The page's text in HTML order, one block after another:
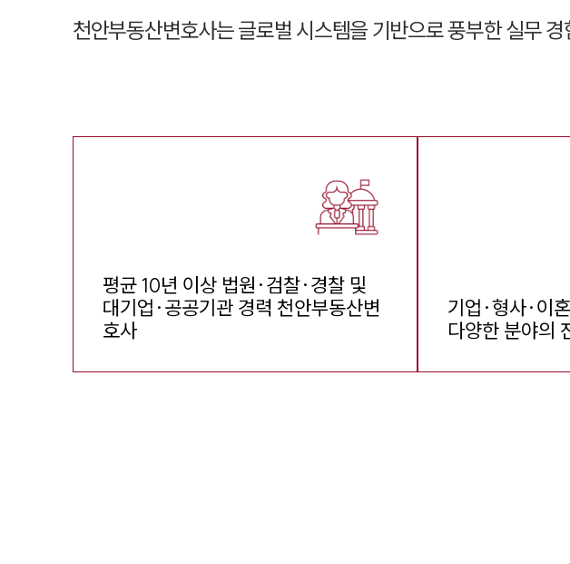
천안부동산변호사는 글로벌 시스템을 기반으로 풍부한 실무
평균 10년 이상 법원·검찰·경찰 및
대기업·공공기관 경력 천안부동산변
호사
기업·형사·이
다양한 분야의